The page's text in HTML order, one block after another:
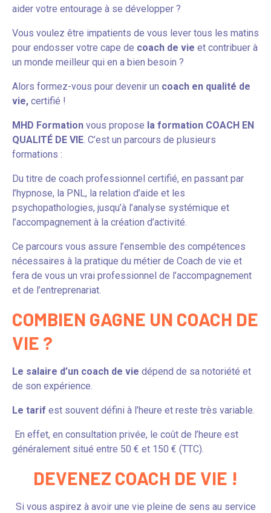
aider votre entourage à se développer ?
Vous voulez être impatients de vous lever tous les matins
pour endosser votre cape de coach de vie et contribuer à
un monde meilleur qui en a bien besoin ?
Alors formez-vous pour devenir un coach en qualité de
vie, certifié !
MHD Formation vous propose la formation COACH EN
QUALITÉ DE VIE. C’est un parcours de plusieurs
formations :
Du titre de coach professionnel certifié, en passant par
l’hypnose, la PNL, la relation d’aide et les
psychopathologies, jusqu’à l’analyse systémique et
l’accompagnement à la création d’activité.
Ce parcours vous assure l’ensemble des compétences
nécessaires à la pratique du métier de Coach de vie et
fera de vous un vrai professionnel de l’accompagnement
et de l’entreprenariat.
COMBIEN GAGNE UN COACH DE
VIE ?
Le salaire d’un coach de vie dépend de sa notoriété et
de son expérience.
Le tarif est souvent défini à l’heure et reste très variable.
En effet, en consultation privée, le coût de l’heure est
généralement situé entre 50 € et 150 € (TTC).
DEVENEZ COACH DE VIE !
Si vous aspirez à avoir une vie pleine de sens au service